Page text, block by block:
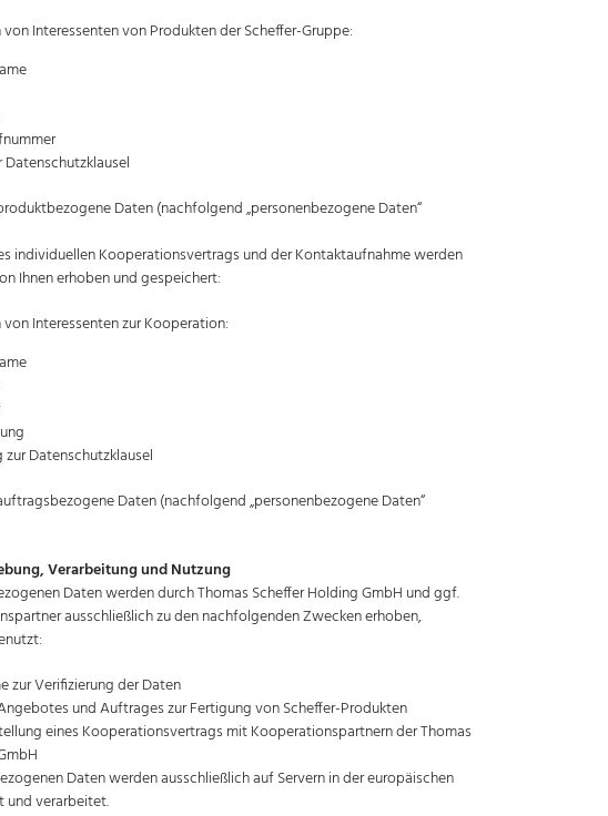
Interessenten von Produkten der Scheffer-Gruppe:
Daten (nachfolgend „personenbezogene Daten“
individuellen Kooperationsvertrags und der Kontaktaufnahme werden
Ihnen erhoben und gespeichert:
Interessenten zur Kooperation:
Datenschutzklausel
Daten (nachfolgend „personenbezogene Daten“
Verarbeitung und Nutzung
Daten werden durch Thomas Scheffer Holding GmbH und ggf.
ausschließlich zu den nachfolgenden Zwecken erhoben,
zur Verifizierung der Daten
und Auftrages zur Fertigung von Scheffer-Produkten
eines Kooperationsvertrags mit Kooperationspartnern der Thomas
Daten werden ausschließlich auf Servern in der europäischen
und verarbeitet.